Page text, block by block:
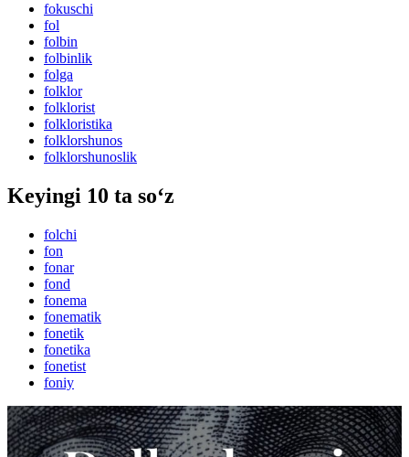
fokuschi
fol
folbin
folbinlik
folga
folklor
folklorist
folkloristika
folklorshunos
folklorshunoslik
Keyingi 10 ta so‘z
folchi
fon
fonar
fond
fonema
fonematik
fonetik
fonetika
fonetist
foniy